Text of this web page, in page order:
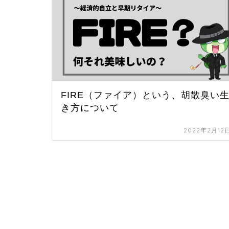
FIRE（ファイア）という、胡散臭い生
き方について
2022年2月12